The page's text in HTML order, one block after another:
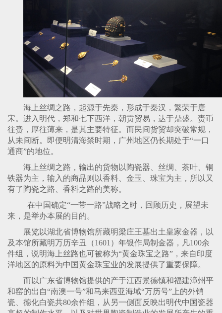
海上丝绸之路，起源于先秦，形成于秦汉，繁荣于唐
宋。进入明代，郑和七下西洋，朝贡贸易，达于鼎盛。赍币
往赉，厚往薄来，是其主要特征。而民间货贸却突破常规，
从未间断。即便明清海禁时期，广州地区仍长期处于“一口
通商”的地位。
海上丝绸之路，输出的货物以陶瓷器、丝绸、茶叶、铜
铁器为主，输入的商品则以香料、金玉、珠宝为主，所以又
有了陶瓷之路、香料之路的美称。
在中国确定“一带一路”战略之时，回顾历史，展望未
来，是举办本展的目的。
展览以湖北省博物馆所藏明梁庄王墓出土皇家金器，以
及本馆所藏明万历辛丑（1601 ）年银作局制金器，凡100余
件组，说明海上丝路也可被称为“黄金珠宝之路” ，来自印度
洋地区的原料为中国黄金珠宝业的发展提供了重要保障。
而以广东省博物馆提供的产于江西景德镇和福建漳州平
和窑的出自“南澳一号”和马来西亚海域“万历号” 上的外销
瓷、德化白瓷共80余件组，从另一侧面反映出明代中国瓷器